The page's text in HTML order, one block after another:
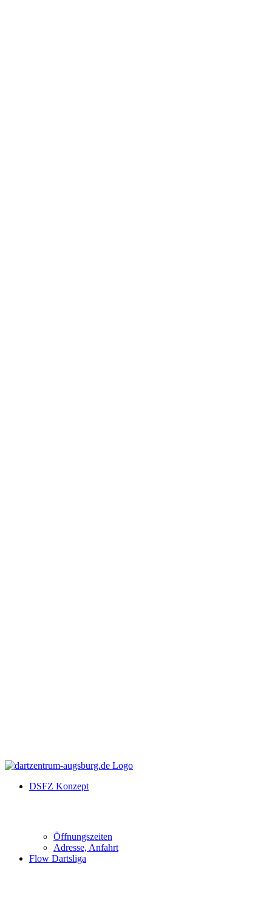
DSFZ Konzept
Öffnungszeiten
Adresse, Anfahrt
Flow Dartsliga